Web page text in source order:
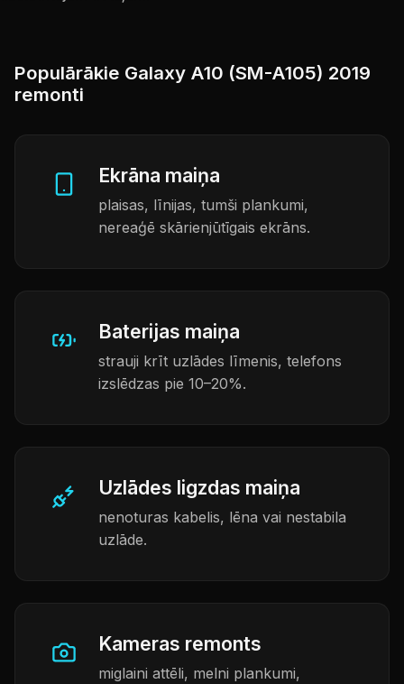
Populārākie Galaxy A10 (SM-A105) 2019
remonti
Ekrāna maiņa
plaisas, līnijas, tumši plankumi,
nereaģē skārienjūtīgais ekrāns.
Baterijas maiņa
strauji krīt uzlādes līmenis, telefons
izslēdzas pie 10–20%.
Uzlādes ligzdas maiņa
nenoturas kabelis, lēna vai nestabila
uzlāde.
Kameras remonts
miglaini attēli, melni plankumi,